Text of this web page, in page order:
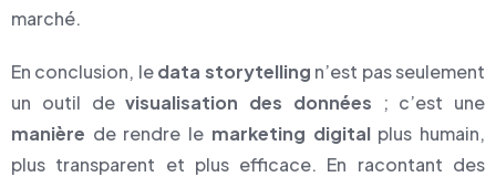
marché.
En conclusion, ledata storytelling n’est pas seulement
un outil devisualisation des données ; c’est une
manière de rendre le marketing digitalplus humain,
plus transparent et plus efficace. En racontant des